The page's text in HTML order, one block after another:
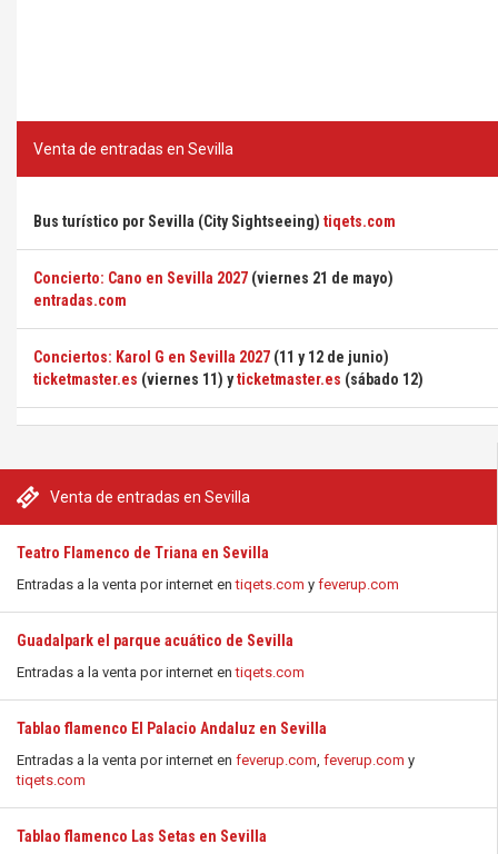
Venta de entradas en Sevilla
Teatro Flamenco de Triana en Sevilla
Entradas a la venta por internet entiqets.com y feverup.com
Guadalpark el parque acuático de Sevilla
Entradas a la venta por internet entiqets.com
Tablao flamenco El Palacio Andaluz en Sevilla
Entradas a la venta por internet en feverup.com, feverup.com y
tiqets.com
Tablao flamenco Las Setas en Sevilla
Venta de entradas en Sevilla
Bus turístico por Sevilla (City Sightseeing) tiqets.com
Concierto: Cano en Sevilla 2027 (viernes 21 de mayo)
entradas.com
Conciertos: Karol G en Sevilla 2027 (11 y 12 de junio)
ticketmaster.es (viernes 11) yticketmaster.es (sábado 12)